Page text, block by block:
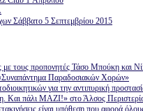
Σάββατο 5 Σεπτεμβρίου 2015
τους προπονητές Τάσο Μπούκη και
Παραδοσιακών Χορών»
για την αντιπυρική
Και πάλι ΜΑΖΙ!» στο Άλσος
είναι υπόθεση που αφορά